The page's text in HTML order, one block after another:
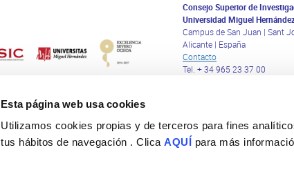
Esta página web usa cookies
Utilizamos cookies propias y de terceros para fines
tus hábitos de navegación . ClicaAQUÍ para más
Consejo Superior de
Universidad Miguel
Campus de San Juan | Sant
Alicante | España
Contacto
Tel. + 34 965 23 37 00